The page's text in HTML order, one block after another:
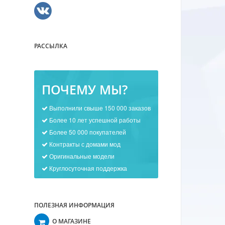
РАССЫЛКА
ПОЧЕМУ МЫ?
Выполнили свыше 150 000 заказов
Более 10 лет успешной работы
Более 50 000 покупателей
Контракты с домами мод
Оригинальные модели
Круглосуточная поддержка
ПОЛЕЗНАЯ ИНФОРМАЦИЯ
О МАГАЗИНЕ